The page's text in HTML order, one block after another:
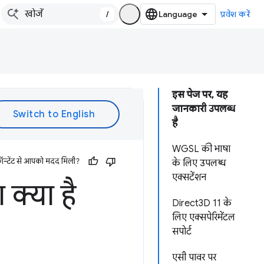
/ प्रवेश करें
इस पेज पर, यह
जानकारी उपलब्ध
है
WGSL की भाषा
के लिए उपलब्ध
एक्सटेंशन
Direct3D 11 के
लिए एक्सपेरिमेंटल
सपोर्ट
एसी पावर पर
से आपको मदद मिली?
क्या है